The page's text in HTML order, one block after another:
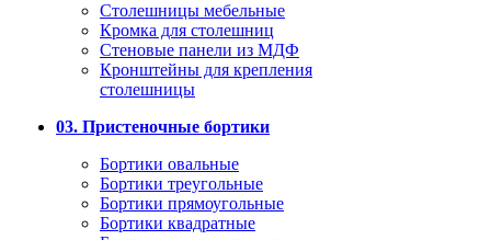
Столешницы мебельные
Кромка для столешниц
Стеновые панели из МДФ
Кронштейны для крепления
столешницы
03. Пристеночные бортики
Бортики овальные
Бортики треугольные
Бортики прямоугольные
Бортики квадратные